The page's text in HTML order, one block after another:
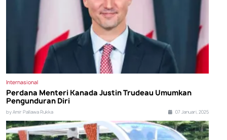
Internasional
Perdana Menteri Kanada Justin Trudeau Umumkan
Pengunduran Diri
by Amir Pallawa Rukka 07 Januari, 2025